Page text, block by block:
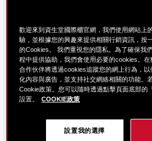
打」玻尿酸，讓很多人誤以
天然物質。
玻尿酸又稱為「透明質酸」
HA），是一種「黏多醣」
（mucopolysaccharide）成
物組織與人體組織中，是構
玻尿酸因而具有黏稠膠狀的
歡迎來到資生堂國際櫃官網，我們使用網站上
驗，並根據您的興趣來提供相關行銷資訊，按
的Cookies。 我們重視您的隱私。為了確保我
程中提供協助，我們會使用必要的cookies。
合作伙伴將透過cookies追蹤您的網上行為，
化內容與廣告，並支持社交網絡相關的功能。
Cookie政策。您可以隨時透過點擊頁面底部的
設置。
COOKIE政策
設置我的選擇